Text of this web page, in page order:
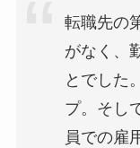
転職先の
がなく、
とでした
プ。そし
員での雇